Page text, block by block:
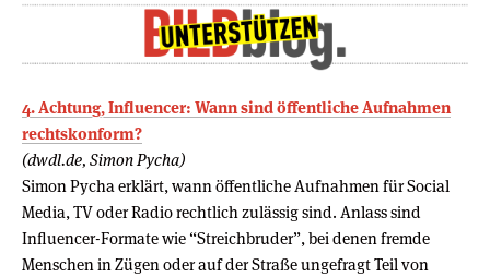
4. Achtung, Influencer: Wann sind öffentliche Aufnahmen
rechtskonform?
(dwdl.de, Simon Pycha)
Simon Pycha erklärt, wann öffentliche Aufnahmen für Social
Media, TV oder Radio rechtlich zulässig sind. Anlass sind
Influencer-Formate wie “Streichbruder”, bei denen fremde
Menschen in Zügen oder auf der Straße ungefragt Teil von